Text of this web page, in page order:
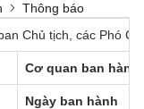
Thông báo
Chủ tịch, các Phó
Cơ quan ban hành
Ngày ban hành